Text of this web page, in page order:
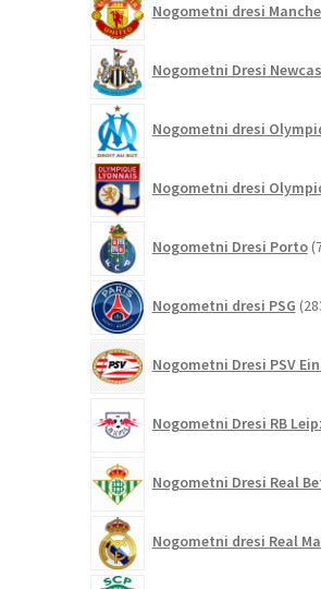
Nogometni dresi
Nogometni Dresi
Nogometni dresi
Nogometni dresi
Nogometni Dresi Porto
Nogometni dresi PSG
Nogometni Dresi PSV
Nogometni Dresi RB
Nogometni Dresi Real
Nogometni dresi Real